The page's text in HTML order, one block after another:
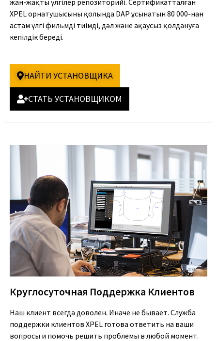
XPEL орнатушысының қолында DAP ұсынатын 80 000-нан
астам үлгі фильмді тиімді, дәл және ақаусыз қолдануға
кепілдік береді.
НАЙТИ УСТАНОВЩИКА
СТАТЬ УСТАНОВЩИКОМ
Круглосуточная Поддержка Клиентов
Наш клиент всегда доволен. Иначе не бывает. Служба
поддержки клиентов XPEL готова ответить на ваши
вопросы и помочь решить проблемы в любой момент.